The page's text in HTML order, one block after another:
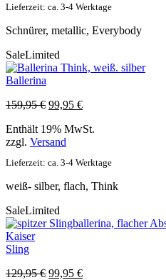
Lieferzeit: ca. 3-4 Werktage
Schnürer, metallic, Everybody
SaleLimited
Ballerina
159,95€ Ursprünglicher
war:
159,95 €
99,95 €Aktueller
ist:
Enthält 19% MwSt.
zzgl. Versand
Lieferzeit: ca. 3-4 Werktage
weiß- silber, flach, Think
SaleLimited
Sling
129,95€ Ursprünglicher
99,95 €Aktueller